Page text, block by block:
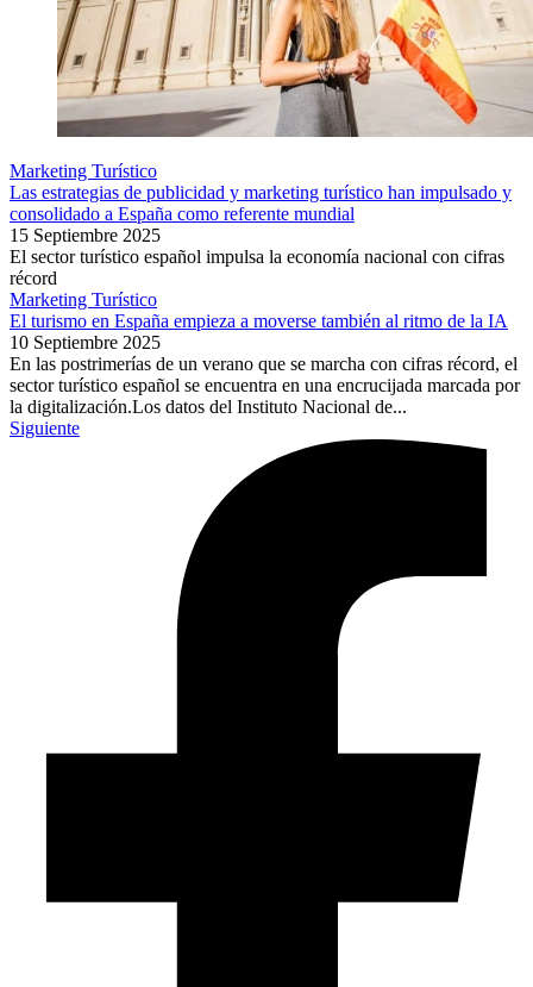
Marketing Turístico
Las estrategias de publicidad y marketing turístico han impulsado y
consolidado a España como referente mundial
15 Septiembre 2025
El sector turístico español impulsa la economía nacional con cifras
récord
Marketing Turístico
El turismo en España empieza a moverse también al ritmo de la IA
10 Septiembre 2025
En las postrimerías de un verano que se marcha con cifras récord, el
sector turístico español se encuentra en una encrucijada marcada por
la digitalización.Los datos del Instituto Nacional de...
Siguiente